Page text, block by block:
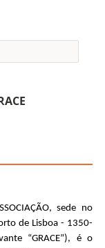
sede no
de Lisboa - 1350-
“GRACE”), é o